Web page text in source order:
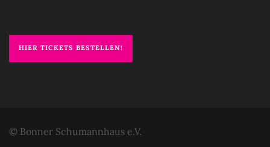
HIER TICKETS BESTELLEN!
© Bonner Schumannhaus e.V.